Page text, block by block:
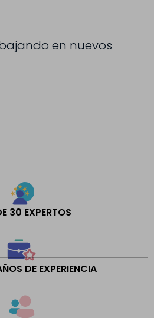
en nuevos
30 EXPERTOS
DE EXPERIENCIA